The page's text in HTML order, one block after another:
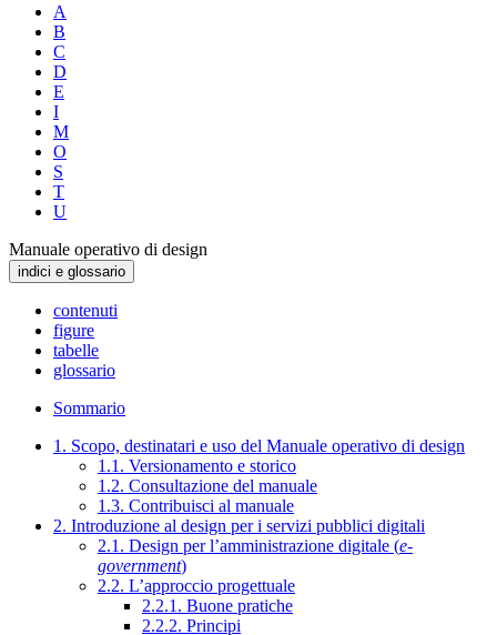
A
B
C
D
E
I
M
O
S
T
U
Manuale operativo di design
indici e glossario
contenuti
figure
tabelle
glossario
Sommario
1. Scopo, destinatari e uso del Manuale operativo di design
1.1. Versionamento e storico
1.2. Consultazione del manuale
1.3. Contribuisci al manuale
2. Introduzione al design per i servizi pubblici digitali
2.1. Design per l’amministrazione digitale (e-
government)
2.2. L’approccio progettuale
2.2.1. Buone pratiche
2.2.2. Principi